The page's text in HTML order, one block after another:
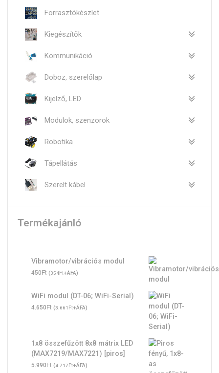
Forrasztókészlet
Kiegészítők
Kommunikáció
Doboz, szerelőlap
Kijelző, LED
Modulok, szenzorok
Robotika
Tápellátás
Szerelt kábel
Termékajánló
Vibramotor/vibrációs modul
450Ft (354Ft+ÁFA)
WiFi modul (DT-06; WiFi-Serial)
4.650Ft (3.661 Ft+ÁFA)
1x8 összefűzött 8x8 mátrix LED
(MAX7219/MAX7221) [piros]
5.990Ft (4.717Ft+ÁFA)